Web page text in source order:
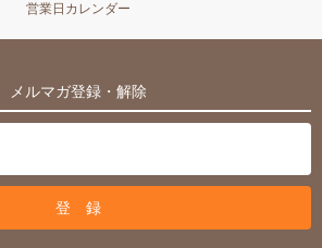
営業日カレンダー
メルマガ登録・解除